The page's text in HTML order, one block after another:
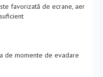
favorizată de ecrane, aer
de momente de evadare